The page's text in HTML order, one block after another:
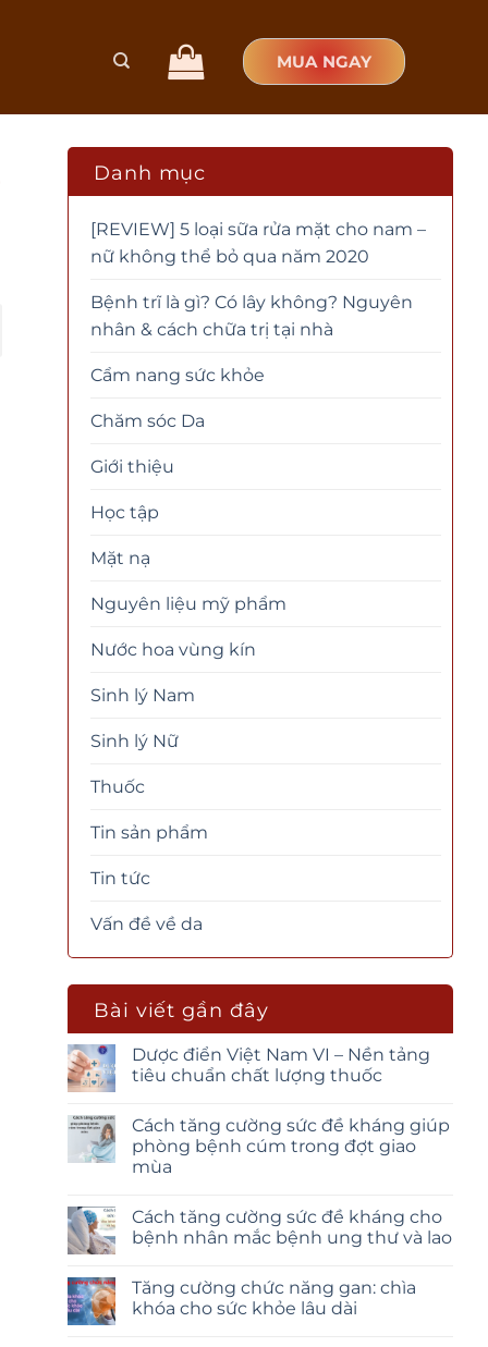
MUA NGAY
Danh mục
[REVIEW] 5 loại sữa rửa mặt cho nam –
nữ không thể bỏ qua năm 2020
Bệnh trĩ là gì? Có lây không? Nguyên
nhân & cách chữa trị tại nhà
Cẩm nang sức khỏe
Chăm sóc Da
Giới thiệu
Học tập
Mặt nạ
Nguyên liệu mỹ phẩm
Nước hoa vùng kín
Sinh lý Nam
Sinh lý Nữ
Thuốc
Tin sản phẩm
Tin tức
Vấn đề về da
Bài viết gần đây
Dược điển Việt Nam VI – Nền tảng
tiêu chuẩn chất lượng thuốc
Cách tăng cường sức đề kháng giúp
phòng bệnh cúm trong đợt giao
mùa
Cách tăng cường sức đề kháng cho
bệnh nhân mắc bệnh ung thư và lao
Tăng cường chức năng gan: chìa
khóa cho sức khỏe lâu dài